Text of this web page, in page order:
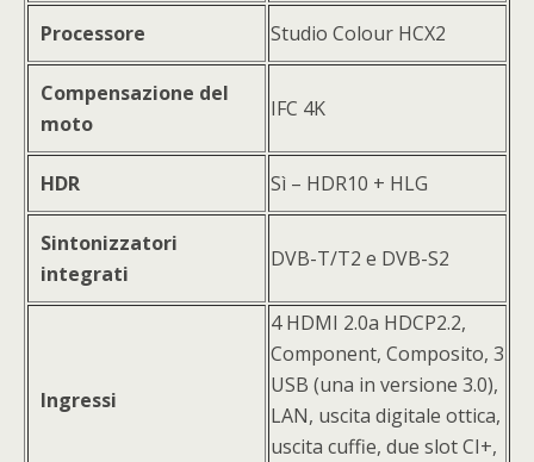
Processore
Studio Colour HCX2
Compensazione del
moto
IFC 4K
HDR Sì – HDR10 + HLG
Sintonizzatori
integrati
DVB-T/T2 e DVB-S2
Ingressi
4 HDMI 2.0a HDCP2.2,
Component, Composito, 3
USB (una in versione 3.0),
LAN, uscita digitale ottica,
uscita cuffie, due slot CI+,